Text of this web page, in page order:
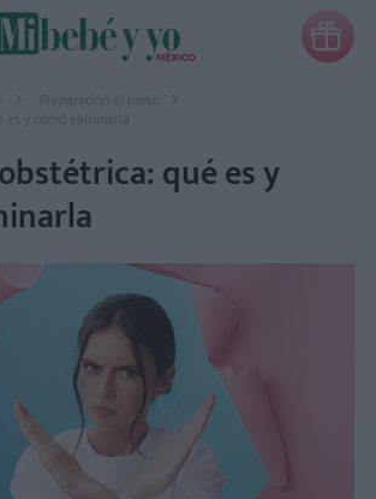

Preparación al parto
es y cómo eliminarla
qué es y